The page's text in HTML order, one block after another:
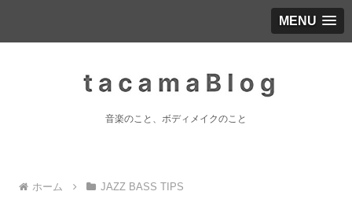
MENU
音楽のこと、ボディメイクのこと
ホーム JAZZ BASS TIPS